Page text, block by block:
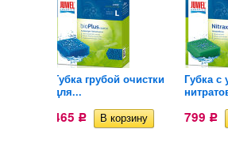
Губка грубой очистки
для...
465 Р
Губка с
799 Р